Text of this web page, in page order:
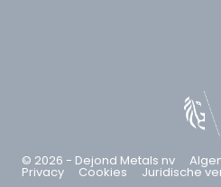
© 2026 - Dejond Metals nv
Privacy Cookies Juridische